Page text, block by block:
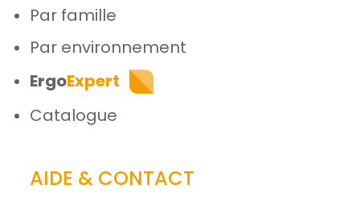
Par famille
Par environnement
ErgoExpert
Catalogue
AIDE & CONTACT